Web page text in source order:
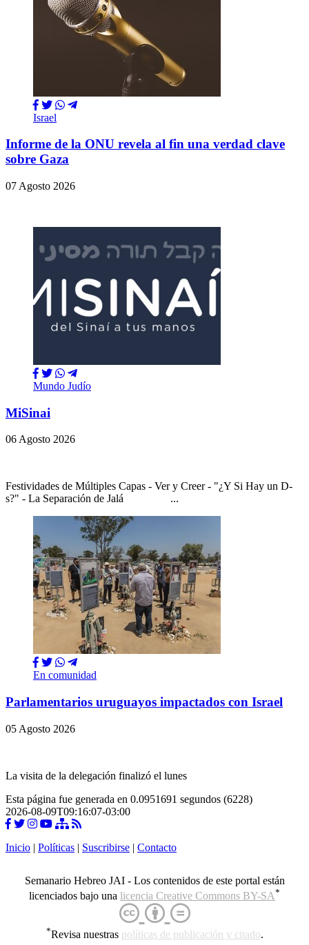
Israel
Informe de la ONU revela al fin una verdad clave
sobre Gaza
07 Agosto 2026
Mundo Judío
MiSinai
06 Agosto 2026
Festividades de Múltiples Capas - Ver y Creer - "¿Y Si Hay un D-
s?" - La Separación de Jalá ...
En comunidad
Parlamentarios uruguayos impactados con Israel
05 Agosto 2026
La visita de la delegación finalizó el lunes
Esta página fue generada en 0.0951691 segundos (6228)
2026-08-09T09:16:07-03:00
Inicio | Políticas | Suscribirse | Contacto
Semanario Hebreo JAI - Los contenidos de este portal están
licenciados bajo una licencia Creative Commons BY-SA*
*Revisa nuestras políticas de publicación y citado.